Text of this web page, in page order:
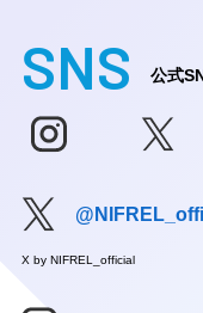
SNS 公式
X by NIFREL_official